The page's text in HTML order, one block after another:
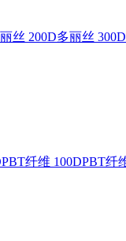
丝 200D多丽丝 300D
PBT纤维 100DPBT纤